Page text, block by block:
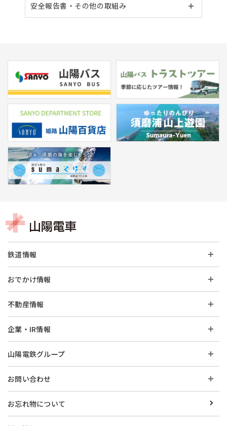
安全報告書・その他の取組み
鉄道情報
おでかけ情報
不動産情報
企業・IR情報
山陽電鉄グループ
お問い合わせ
お忘れ物について